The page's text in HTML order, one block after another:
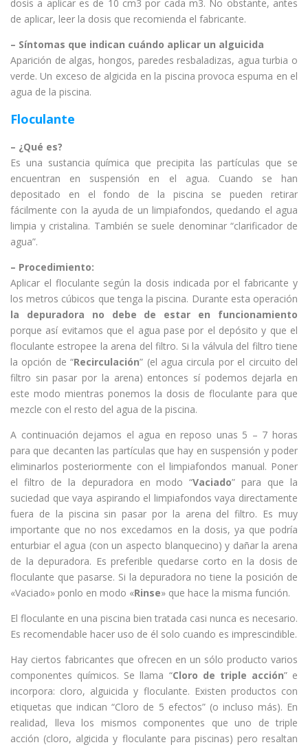
dosis a aplicar es de 10 cm3 por cada m3. No obstante, antes
de aplicar, leer la dosis que recomienda el fabricante.
– Síntomas que indican cuándo aplicar un alguicida
Aparición de algas, hongos, paredes resbaladizas, agua turbia o
verde. Un exceso de algicida en la piscina provoca espuma en el
agua de la piscina.
Floculante
– ¿Qué es?
Es una sustancia química que precipita las partículas que se
encuentran en suspensión en el agua. Cuando se han
depositado en el fondo de la piscina se pueden retirar
fácilmente con la ayuda de un limpiafondos, quedando el agua
limpia y cristalina. También se suele denominar “clarificador de
agua”.
– Procedimiento:
Aplicar el floculante según la dosis indicada por el fabricante y
los metros cúbicos que tenga la piscina. Durante esta operación
la depuradora no debe de estar en funcionamiento
porque así evitamos que el agua pase por el depósito y que el
floculante estropee la arena del filtro. Si la válvula del filtro tiene
la opción de “Recirculación” (el agua circula por el circuito del
filtro sin pasar por la arena) entonces sí podemos dejarla en
este modo mientras ponemos la dosis de floculante para que
mezcle con el resto del agua de la piscina.
A continuación dejamos el agua en reposo unas 5 – 7 horas
para que decanten las partículas que hay en suspensión y poder
eliminarlos posteriormente con el limpiafondos manual. Poner
el filtro de la depuradora en modo “Vaciado” para que la
suciedad que vaya aspirando el limpiafondos vaya directamente
fuera de la piscina sin pasar por la arena del filtro. Es muy
importante que no nos excedamos en la dosis, ya que podría
enturbiar el agua (con un aspecto blanquecino) y dañar la arena
de la depuradora. Es preferible quedarse corto en la dosis de
floculante que pasarse. Si la depuradora no tiene la posición de
«Vaciado» ponlo en modo «Rinse» que hace la misma función.
El floculante en una piscina bien tratada casi nunca es necesario.
Es recomendable hacer uso de él solo cuando es imprescindible.
Hay ciertos fabricantes que ofrecen en un sólo producto varios
componentes químicos. Se llama “Cloro de triple acción” e
incorpora: cloro, alguicida y floculante. Existen productos con
etiquetas que indican “Cloro de 5 efectos” (o incluso más). En
realidad, lleva los mismos componentes que uno de triple
acción (cloro, algicida y floculante para piscinas) pero resaltan